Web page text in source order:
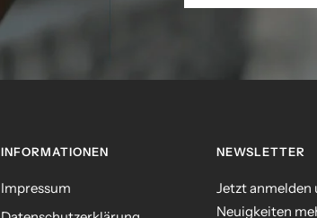
INFORMATIONEN
Impressum
NEWSLETTER
Jetzt anmelden
Neuigkeiten